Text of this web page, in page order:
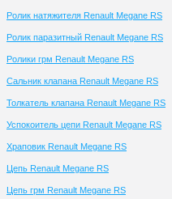
Ролик натяжителя Renault Megane RS
Ролик паразитный Renault Megane RS
Ролики грм Renault Megane RS
Сальник клапана Renault Megane RS
Толкатель клапана Renault Megane RS
Успокоитель цепи Renault Megane RS
Храповик Renault Megane RS
Цепь Renault Megane RS
Цепь грм Renault Megane RS